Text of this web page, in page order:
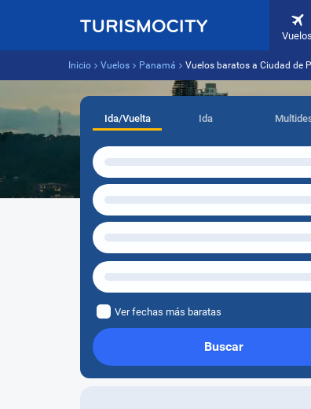
Vuelos
Inicio Vuelos Panamá Vuelos baratos a Ciudad de
Ida/Vuelta Ida
Ver fechas más baratas
Buscar